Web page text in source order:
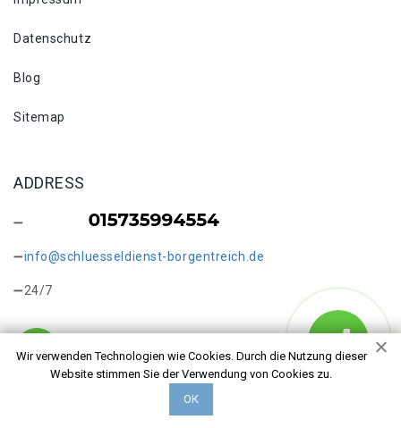
Wir verwenden Technologien wie Cookies. Durch die Nutzung dieser
Website stimmen Sie der Verwendung von Cookies zu.
ОК
Datenschutz
Blog
Sitemap
ADDRESS
info@schluesseldienst-borgentreich.de
24/7
Copyright © 2026 Schlüsseldienst in Borgentreich Bühne.